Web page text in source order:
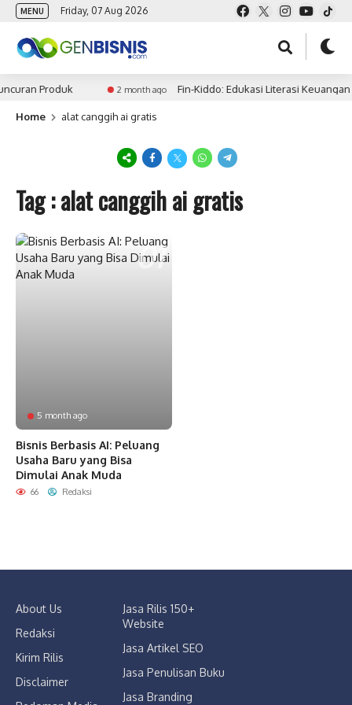
MENU Friday, 07 Aug 2026
Produk 2 month ago Fin-Kiddo: Edukasi Literasi
Home alat canggih ai gratis
Tag : alat canggih ai gratis
5 month ago
Bisnis Berbasis AI: Peluang
Usaha Baru yang Bisa
Dimulai Anak Muda
66 Redaksi
About Us
Redaksi
Kirim Rilis
Disclaimer
Jasa Rilis 150+
Website
Jasa Artikel SEO
Jasa Penulisan Buku
Jasa Branding